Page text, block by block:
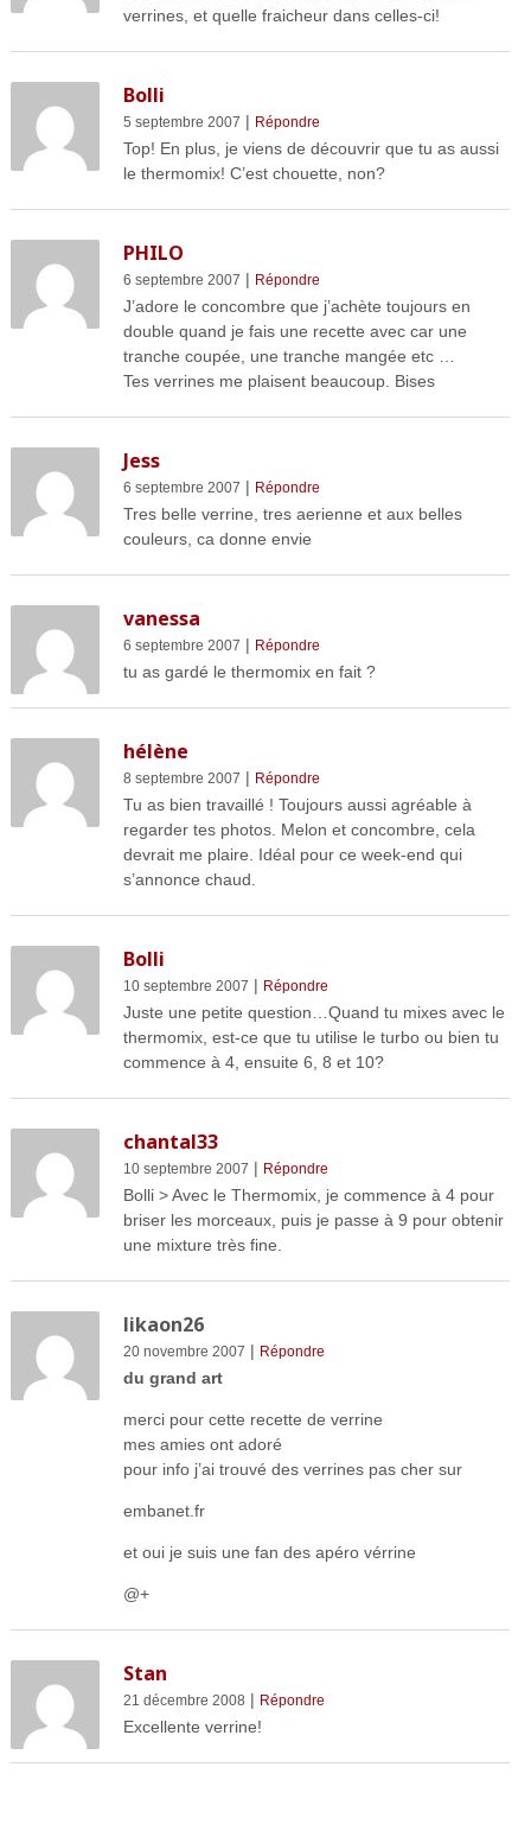
verrines, et quelle fraicheur dans celles-ci!
Bolli
5 septembre 2007 | Répondre
Top! En plus, je viens de découvrir que tu as aussi
le thermomix! C’est chouette, non?
PHILO
6 septembre 2007 | Répondre
J’adore le concombre que j’achète toujours en
double quand je fais une recette avec car une
tranche coupée, une tranche mangée etc …
Tes verrines me plaisent beaucoup. Bises
Jess
6 septembre 2007 | Répondre
Tres belle verrine, tres aerienne et aux belles
couleurs, ca donne envie
vanessa
6 septembre 2007 | Répondre
tu as gardé le thermomix en fait ?
hélène
8 septembre 2007 | Répondre
Tu as bien travaillé ! Toujours aussi agréable à
regarder tes photos. Melon et concombre, cela
devrait me plaire. Idéal pour ce week-end qui
s’annonce chaud.
Bolli
10 septembre 2007 | Répondre
Juste une petite question…Quand tu mixes avec le
thermomix, est-ce que tu utilise le turbo ou bien tu
commence à 4, ensuite 6, 8 et 10?
chantal33
10 septembre 2007 | Répondre
Bolli > Avec le Thermomix, je commence à 4 pour
briser les morceaux, puis je passe à 9 pour obtenir
une mixture très fine.
likaon26
20 novembre 2007 | Répondre
du grand art
merci pour cette recette de verrine
mes amies ont adoré
pour info j’ai trouvé des verrines pas cher sur
embanet.fr
et oui je suis une fan des apéro vérrine
@+
Stan
21 décembre 2008 | Répondre
Excellente verrine!